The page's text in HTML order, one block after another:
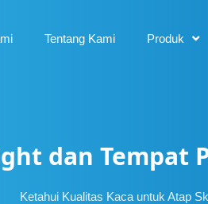
Tentang Kami Produk
dan Tempat
Ketahui Kualitas Kaca untuk Atap